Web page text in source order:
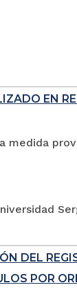
EN
medida
DEL
POR